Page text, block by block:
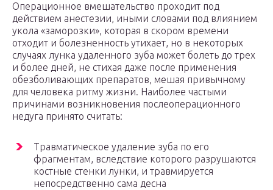
Операционное вмешательство проходит под
действием анестезии, иными словами под влиянием
укола «заморозки», которая в скором времени
отходит и болезненность утихает, но в некоторых
случаях лунка удаленного зуба может болеть до трех
и более дней, не стихая даже после применения
обезболивающих препаратов, мешая привычному
для человека ритму жизни. Наиболее частыми
причинами возникновения послеоперационного
недуга принято считать:
Травматическое удаление зуба по его
фрагментам, вследствие которого разрушаются
костные стенки лунки, и травмируется
непосредственно сама десна